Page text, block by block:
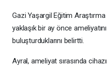
Gazi Yaşargil Eğitim
yaklaşık bir ay önce
buluşturduklarını belirtti.
Ayral, ameliyat sırasında